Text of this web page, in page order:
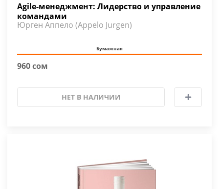
Agile-менеджмент: Лидерство и управление
командами
Юрген Аппело (Appelo Jurgen)
Бумажная
960 сом
НЕТ В НАЛИЧИИ